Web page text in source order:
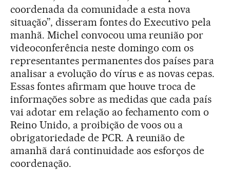
coordenada da comunidade a esta nova
situação”, disseram fontes do Executivo pela
manhã. Michel convocou uma reunião por
videoconferência neste domingo com os
representantes permanentes dos países para
analisar a evolução do vírus e as novas cepas.
Essas fontes afirmam que houve troca de
informações sobre as medidas que cada país
vai adotar em relação ao fechamento com o
Reino Unido, a proibição de voos ou a
obrigatoriedade de PCR. A reunião de
amanhã dará continuidade aos esforços de
coordenação.